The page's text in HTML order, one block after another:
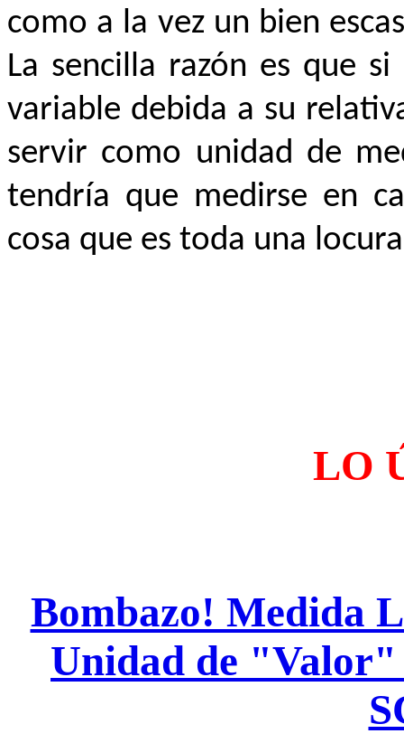
como a la vez un bien
La sencilla razón es que
variable debida a su
servir como unidad de
tendría que medirse en
cosa que es toda una
LO
Bombazo! Medida
Unidad de